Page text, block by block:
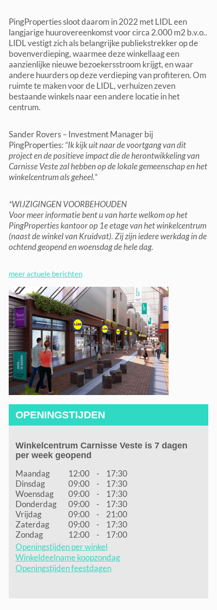
PingProperties sloot daarom in 2022 met LIDL een
langjarige huurovereenkomst voor circa 2.000 m2 b.v.o..
LIDL vestigt zich als belangrijke publiekstrekker op de
bovenverdieping, waarmee deze winkellaag een
aanzienlijke nieuwe bezoekersstroom krijgt, en waar
andere huurders op deze verdieping van profiteren. Om
ruimte te maken voor de LIDL, verhuizen zeven
bestaande winkels naar een andere locatie in het
centrum.
Sander Rovers – Investment Manager bij
PingProperties: “Ik kijk uit naar de voortgang van dit
project en de positieve impact die de herontwikkeling van
Carnisse Veste zal hebben op de lokale gemeenschap en het
winkelcentrum als geheel.”
*WIJZIGINGEN VOORBEHOUDEN
Voor meer informatie bent u van harte welkom op het
PingProperties kantoor op 1e etage van het winkelcentrum
(naast de winkel van Kruidvat). Zij zijn iedere werkdag in de
ochtend geopend en woensdag de hele dag.
meer actuele berichten
OPENINGSTIJDEN
Winkelcentrum Carnisse Veste is 7 dagen
per week geopend
Maandag 12:00 -
17:30
Dinsdag
09:00 -
17:30
Woensdag
09:00 -
17:30
Donderdag
09:00 -
17:30
Vrijdag
09:00 -
21:00
Zaterdag
09:00 -
17:30
Zondag
12:00 -
17:00
Openingstijden per winkel
Winkeldeelname koopzondag
Openingstijden feestdagen